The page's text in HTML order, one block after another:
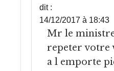
dit :
14/12/2017 à 18:43
Mr le ministre, pourriez vous
repeter votre
a l emporte